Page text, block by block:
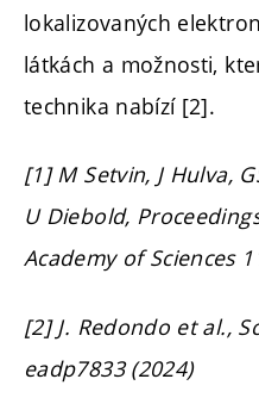
lokalizovaných
látkách a možnosti,
technika nabízí [2].
[1] M Setvin, J Hulva,
U Diebold,
Academy of Sciences
[2] J. Redondo et al.,
eadp7833 (2024)